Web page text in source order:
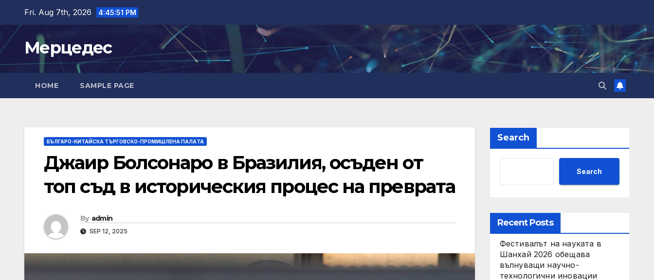
content
Fri. Aug 7th, 2026 4:45:52 PM
Мерцедес
HOME SAMPLE PAGE
БЪЛГАРО-КИТАЙСКА ТЪРГОВСКО-ПРОМИШЛЕНА ПАЛAТА
Джаир Болсонаро в Бразилия, осъден от
топ съд в историческия процес на преврата
By admin
SEP 12, 2025
Search
Search
Recent Posts
Фестивалът на науката в
Шанхай 2026 обещава
вълнуващи научно-
технологични иновации